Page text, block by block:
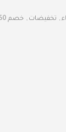
, تخفيضات , خصم 50%